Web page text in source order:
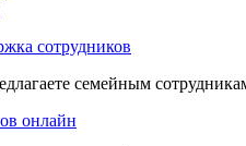
сотрудников
семейным
онлайн